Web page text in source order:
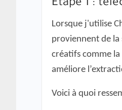
Étape 1 :
Lorsque j'utilise
proviennent de la
créatifs comme
améliore
Voici à quoi